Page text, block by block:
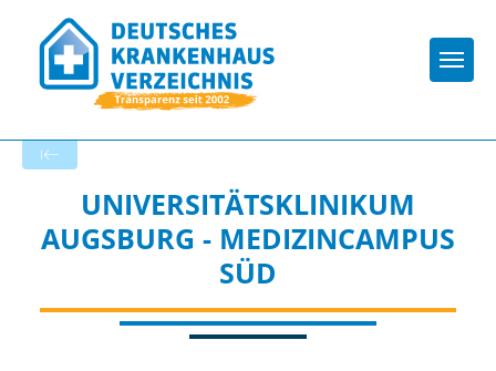
UNIVERSITÄTSKLINIKUM
AUGSBURG - MEDIZINCAMPUS
SÜD